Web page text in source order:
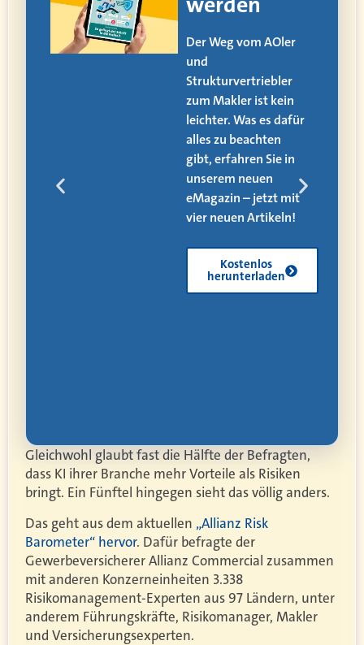
Der Weg vom AOler
und
Strukturvertriebler
zum Makler ist kein
leichter. Was es dafür
alles zu beachten
gibt, erfahren Sie in
unserem neuen
eMagazin – jetzt mit
vier neuen Artikeln!
Kostenlos
herunterladen
Gleichwohl glaubt fast die Hälfte der Befragten,
dass KI ihrer Branche mehr Vorteile als Risiken
bringt. Ein Fünftel hingegen sieht das völlig anders.
Das geht aus dem aktuellen „Allianz Risk
Barometer“ hervor. Dafür befragte der
Gewerbeversicherer Allianz Commercial zusammen
mit anderen Konzerneinheiten 3.338
Risikomanagement-Experten aus 97 Ländern, unter
anderem Führungskräfte, Risikomanager, Makler
und Versicherungsexperten.